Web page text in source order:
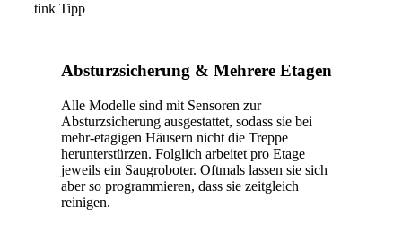
tink Tipp
Absturzsicherung & Mehrere Etagen
Alle Modelle sind mit Sensoren zur
Absturzsicherung ausgestattet, sodass sie bei
mehr-etagigen Häusern nicht die Treppe
herunterstürzen. Folglich arbeitet pro Etage
jeweils ein Saugroboter. Oftmals lassen sie sich
aber so programmieren, dass sie zeitgleich
reinigen.